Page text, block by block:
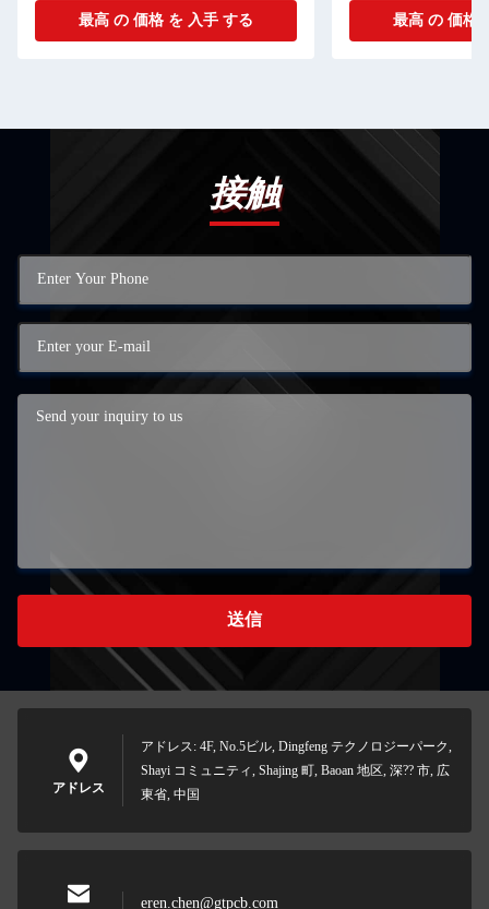
最高 の 価格 を 入手 する 最高 の 価格
接触
送信
アドレス
アドレス: 4F, No.5ビル, Dingfeng テクノロジーパーク,
Shayi コミュニティ, Shajing 町, Baoan 地区, 深?? 市, 広
東省, 中国
eren.chen@gtpcb.com